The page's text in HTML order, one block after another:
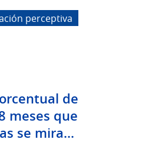
perceptiva
de
meses que
se mira...